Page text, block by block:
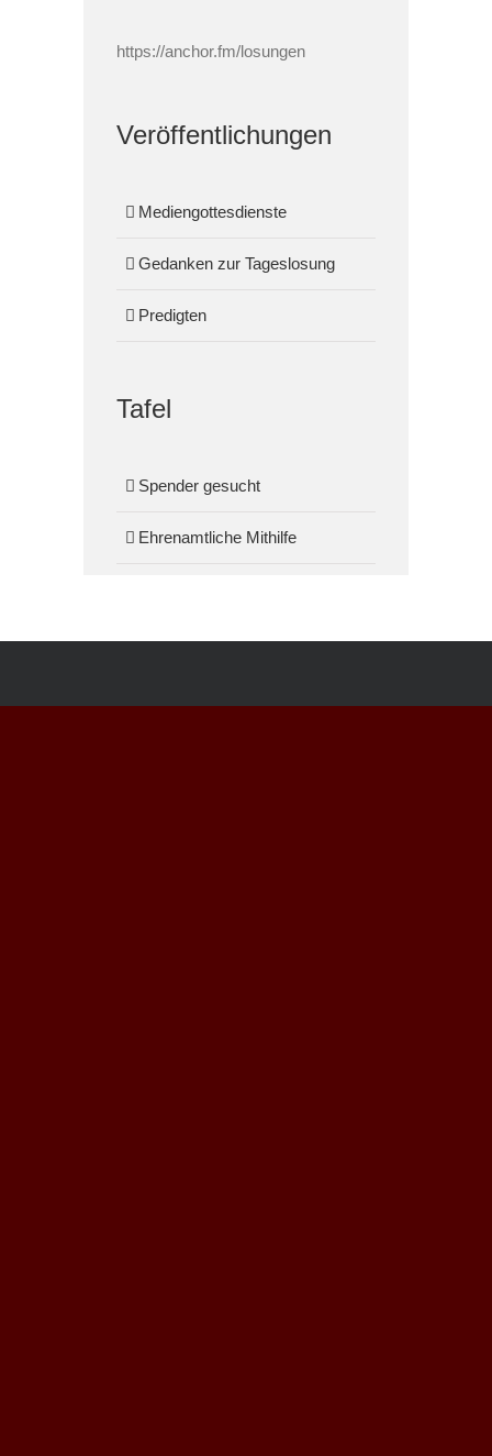
https://anchor.fm/losungen
Veröffentlichungen
Mediengottesdienste
Gedanken zur Tageslosung
Predigten
Tafel
Spender gesucht
Ehrenamtliche Mithilfe